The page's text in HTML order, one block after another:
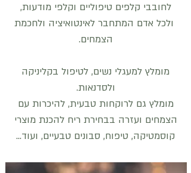
לחובבי קלפים טיפוליים וקלפי מודעות,
ולכל אדם המתחבר לאינטואיציה ולחכמת
הצמחים.
מומלץ למעגלי נשים, לטיפול בקליניקה
ולסדנאות.
מומלץ גם לרוקחות טבעית, להיכרות עם
הצמחים ועזרה בבחירת ריח להכנת מוצרי
קוסמטיקה, טיפוח, סבונים טבעיים, ועוד...